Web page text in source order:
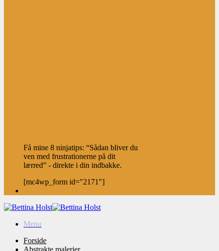
Få mine 8 ninjatips: “Sådan bliver du
ven med frustrationerne på dit
lærred” - direkte i din indbakke.
[mc4wp_form id="2171"]
Menu
Forside
Abstrakte malerier